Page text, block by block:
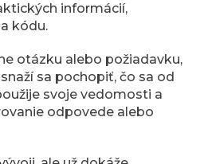
informácií,
kódu.
otázku alebo požiadavku,
sa pochopiť, čo sa od
svoje vedomosti a
odpovede alebo